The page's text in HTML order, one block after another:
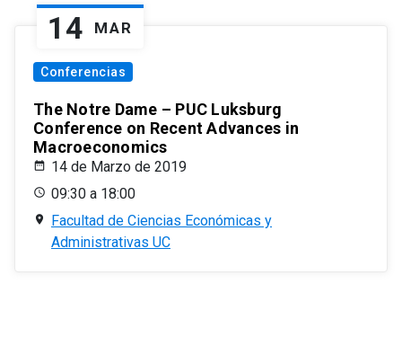
14 MAR
Conferencias
The Notre Dame – PUC Luksburg
Conference on Recent Advances in
Macroeconomics
14 de Marzo de 2019
09:30 a 18:00
Facultad de Ciencias Económicas y
Administrativas UC